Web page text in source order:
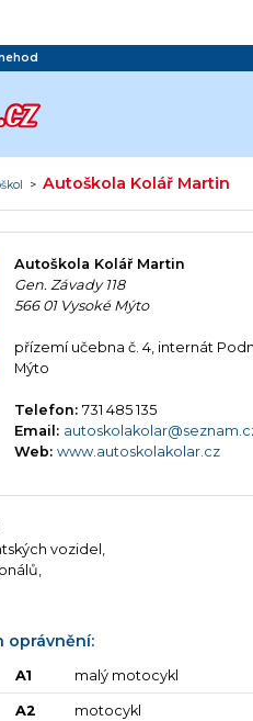
>Autoškola Kolář Martin
Autoškola Kolář Martin
Gen. Závady 118
566 01 Vysoké Mýto
přízemí učebna č. 4, internát
Mýto
Telefon:731 485 135
Email:
Web:www.autoskolakolar.cz
vozidel,
oprávnění:
A1 malý motocykl
A2 motocykl